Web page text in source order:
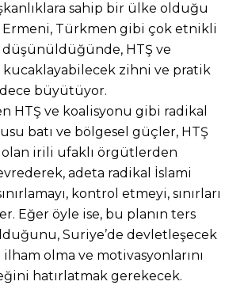
sahip bir ülke olduğu
Türkmen gibi çok etnikli
HTŞ ve
kucaklayabilecek zihni ve pratik
büyütüyor.
HTŞ ve koalisyonu gibi radikal
batı ve bölgesel güçler, HTŞ
irili ufaklı örgütlerden
adeta radikal İslami
kontrol etmeyi, sınırları
Eğer öyle ise, bu planın ters
Suriye’de devletleşecek
olma ve motivasyonlarını
hatırlatmak gerekecek.